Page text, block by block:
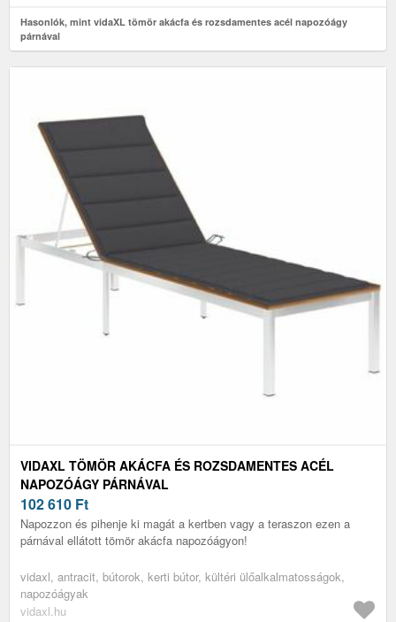
Hasonlók, mint vidaXL tömör akácfa és rozsdamentes acél napozóágy
párnával
VIDAXL TÖMÖR AKÁCFA ÉS ROZSDAMENTES ACÉL
NAPOZÓÁGY PÁRNÁVAL
102 610 Ft
Napozzon és pihenje ki magát a kertben vagy a teraszon ezen a
párnával ellátott tömör akácfa napozóágyon!
vidaxl, antracit, bútorok, kerti bútor, kültéri ülőalkalmatosságok,
napozóágyak
vidaxl.hu